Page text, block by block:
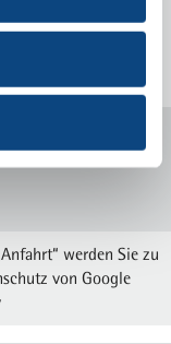
werden Sie zu
von Google